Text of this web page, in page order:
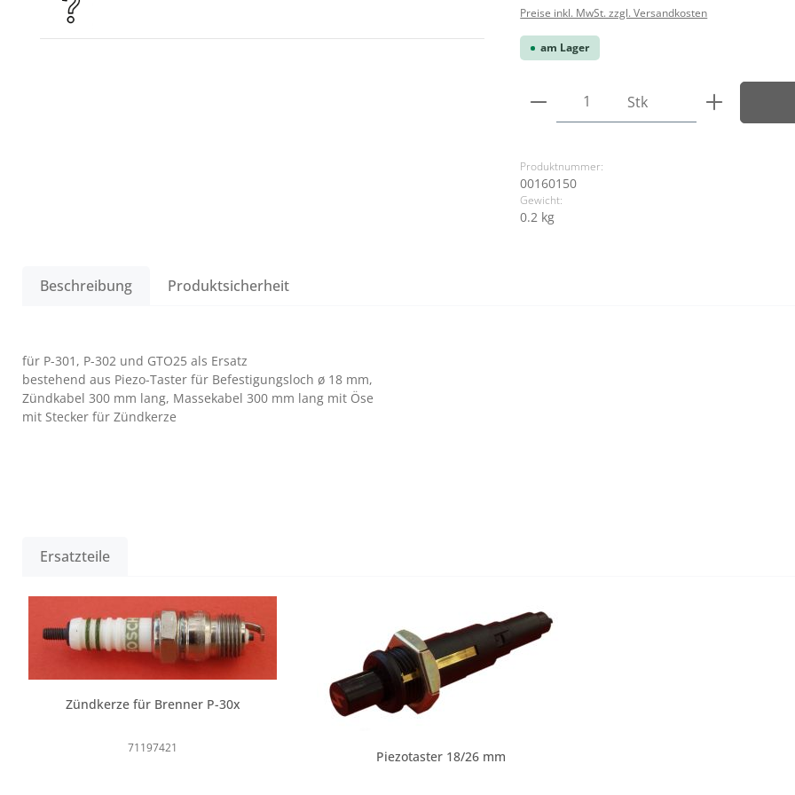
Preise inkl. MwSt. zzgl. Versandkosten
am Lager
Produkt Anzahl: Gib den
Stk
Produktnummer:
00160150
Gewicht:
0.2 kg
Beschreibung Produktsicherheit
für P-301, P-302 und GTO25 als Ersatz
bestehend aus Piezo-Taster für Befestigungsloch ø 18 mm,
Zündkabel 300 mm lang, Massekabel 300 mm lang mit Öse
mit Stecker für Zündkerze
Ersatzteile
Zündkerze für Brenner P-30x
71197421
Piezotaster 18/26 mm